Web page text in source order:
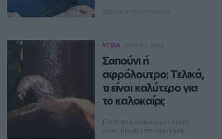
ΥΓΕΊΑ
Σαπούνι ή
αφρόλουτρο; Τελικά,
τι είναι καλύτερο για
το καλοκαίρι;
Γιατί το καλοκαιρινό ντους
είναι μικρή επανεκκίνηση